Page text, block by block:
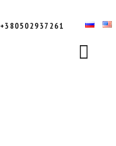
+380502937261